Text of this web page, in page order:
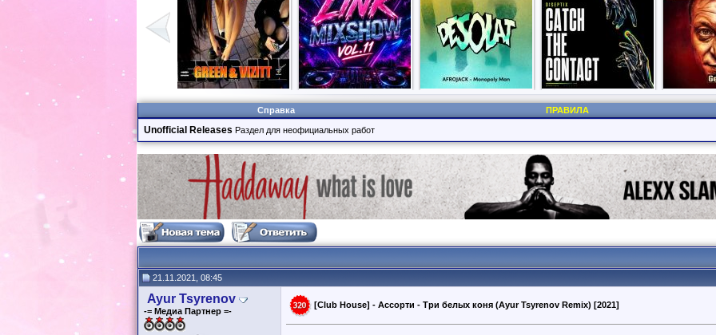
Справка ПРАВИЛА
Unofficial Releases Раздел для неофициальных работ
21.11.2021, 08:45
Ayur Tsyrenov
-= Медиа Партнер =-
[Club House] - Ассорти - Три белых коня (Ayur Tsyrenov Remix) [2021]